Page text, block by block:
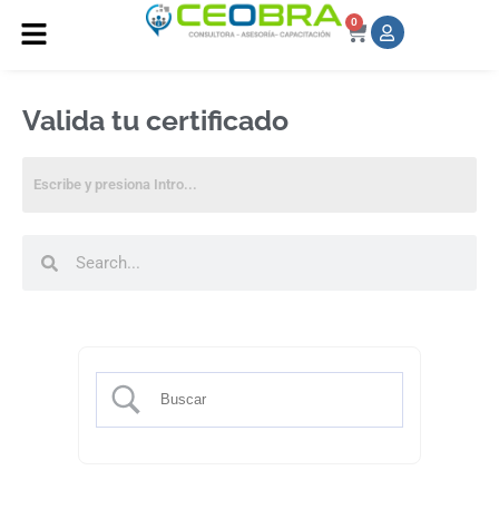
0
Valida tu certificado